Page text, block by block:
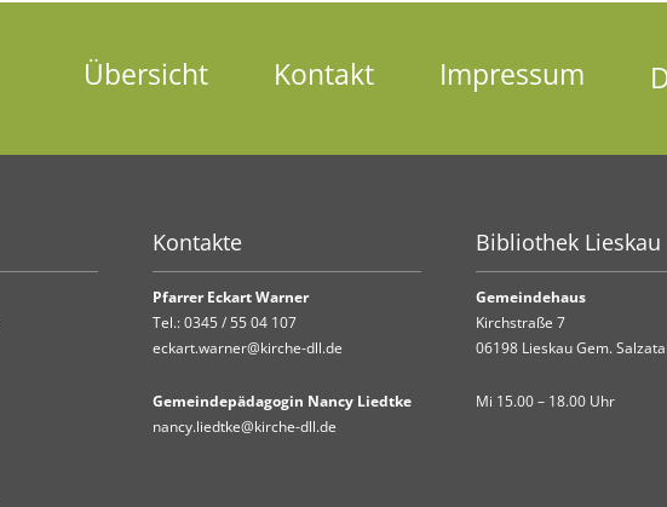
Übersicht Kontakt Impressum
Kontakte
Pfarrer Eckart Warner
Tel.:0345 / 55 04 107
eckart.warner@kirche-dll.de
Gemeindepädagogin Nancy Liedtke
nancy.liedtke@kirche-dll.de
Bibliothek Lieskau
Gemeindehaus
Kirchstraße 7
06198 Lieskau Gem. Salzatal
Mi 15.00 – 18.00 Uhr